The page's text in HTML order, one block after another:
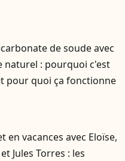
de soude avec
naturel : pourquoi c'est
pour quoi ça fonctionne
en vacances avec Eloïse,
Jules Torres : les